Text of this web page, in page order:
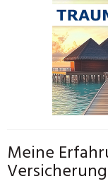
Meine